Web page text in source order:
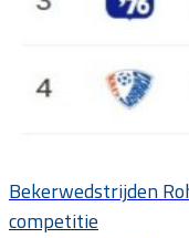
Bekerwedstrijden
competitie